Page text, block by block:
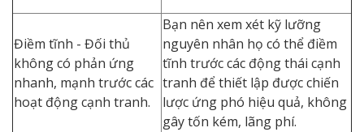
Điềm tĩnh - Đối thủ
không có phản ứng
nhanh, mạnh trước các
hoạt động cạnh tranh.
Bạn nên xem xét kỹ lưỡng
nguyên nhân họ có thể điềm
tĩnh trước các động thái cạnh
tranh để thiết lập được chiến
lược ứng phó hiệu quả, không
gây tốn kém, lãng phí.